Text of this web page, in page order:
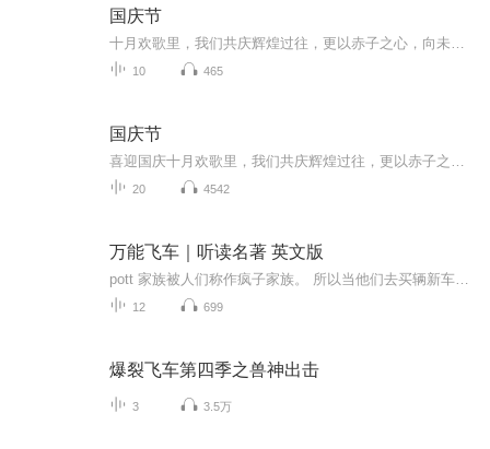
国庆节
10 465
国庆节
20 4542
万能飞车｜听读名著 英文版
12 699
爆裂飞车第四季之兽神出击
3 3.5万